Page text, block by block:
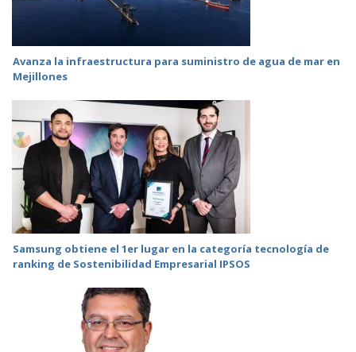
Avanza la infraestructura para suministro de agua de mar en
Mejillones
Samsung obtiene el 1er lugar en la categoría tecnología de
ranking de Sostenibilidad Empresarial IPSOS